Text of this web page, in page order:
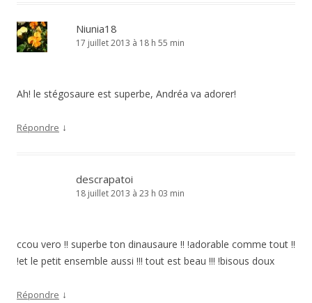
Niunia18
17 juillet 2013 à 18 h 55 min
Ah! le stégosaure est superbe, Andréa va adorer!
Répondre ↓
descrapatoi
18 juillet 2013 à 23 h 03 min
ccou vero !! superbe ton dinausaure !! !adorable comme tout !!
!et le petit ensemble aussi !!! tout est beau !!! !bisous doux
Répondre ↓